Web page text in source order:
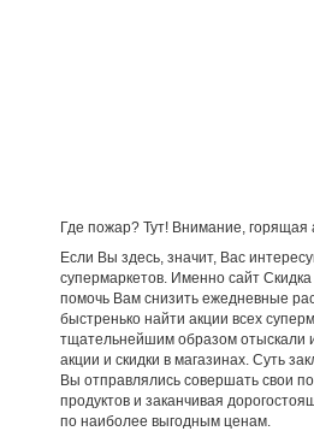
Где пожар? Тут! Внимание, горящая
Если Вы здесь, значит, Вас
супермаркетов. Именно сайт
помочь Вам снизить ежедневные
быстренько найти акции всех
тщательнейшим образом отыскали
акции и скидки в магазинах. Суть
Вы отправлялись совершать свои
продуктов и заканчивая
по наиболее выгодным ценам.